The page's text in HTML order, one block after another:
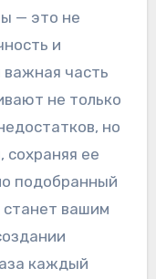
— это не
и
часть
не только
но
сохраняя ее
подобранный
вашим
каждый